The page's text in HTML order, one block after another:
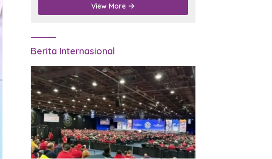
View More
Berita Internasional